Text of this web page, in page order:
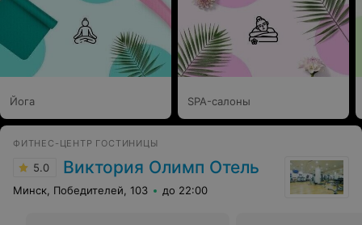
Йога SPA-салоны
ФИТНЕС-ЦЕНТР ГОСТИНИЦЫ
5.0 Виктория Олимп Отель
Минск, Победителей, 103 до 22:00